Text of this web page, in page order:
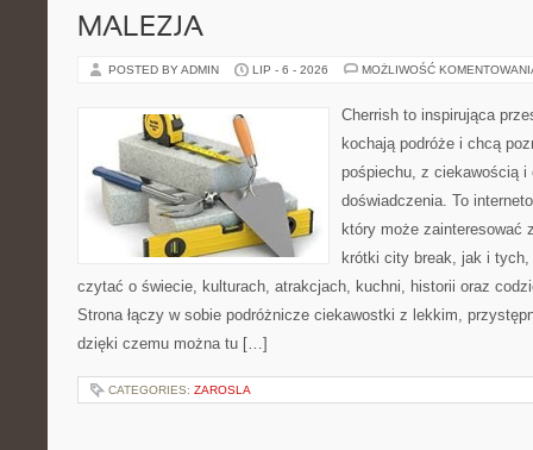
MALEZJA
POSTED BY ADMIN LIP - 6 - 2026 MOŻLIWOŚĆ
Cherrish to inspirująca
kochają podróże i chcą
pośpiechu, z ciekawością i
doświadczenia. To
który może zainteresować
krótki city break, jak i
czytać o świecie, kulturach, atrakcjach, kuchni, historii oraz
Strona łączy w sobie podróżnicze ciekawostki z lekkim,
dzięki czemu można tu […]
CATEGORIES: ZAROSLA